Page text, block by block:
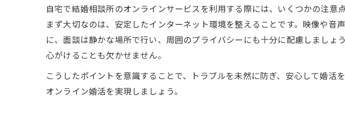
オンライン対応時の会話
結婚相談所オンライン
成功率アップのための
結婚相談所オンライン
自宅で結婚相談所のオンラインサービスを利用する際には、いくつかの注意点
まず大切なのは、安定したインターネット環境を整えることです。映像や
に、面談は静かな場所で行い、周囲のプライバシーにも十分に配慮しまし
心がけることも欠かせません。
こうしたポイントを意識することで、トラブルを未然に防ぎ、安心して婚
オンライン婚活を実現しましょう。